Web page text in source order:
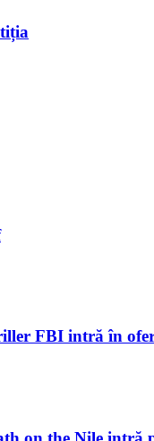
FBI intră în